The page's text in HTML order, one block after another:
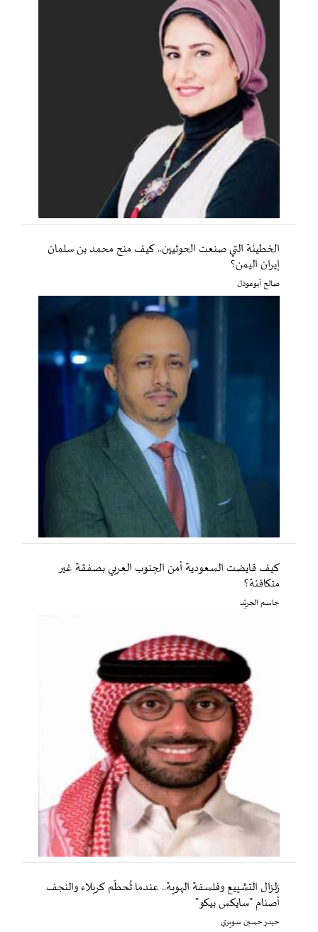
الخطيئة التي صنعت الحوثيين.. كيف منح محمد بن سلمان
إيران اليمن؟
صالح أبوعوذل
كيف قايضت السعودية أمن الجنوب العربي بصفقة غير
متكافئة؟
جاسم الجريّد
زلزال التشييع وفلسفة الهوية.. عندما تُحطّم كربلاء والنجف
أصنام "سايكس بيكو"
حيدر حسين سويري